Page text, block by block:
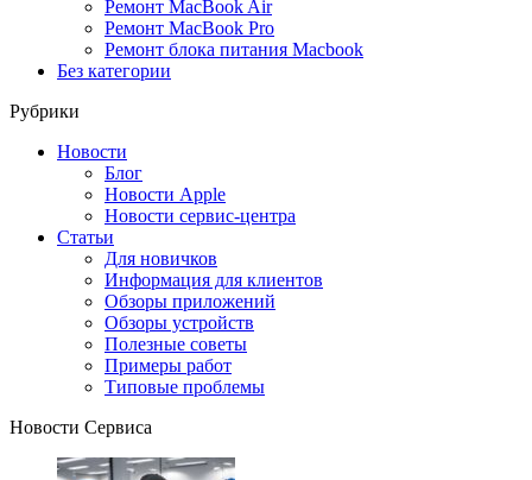
Ремонт MacBook Air
Ремонт MacBook Pro
Ремонт блока питания Macbook
Без категории
Рубрики
Новости
Блог
Новости Apple
Новости сервис-центра
Статьи
Для новичков
Информация для клиентов
Обзоры приложений
Обзоры устройств
Полезные советы
Примеры работ
Типовые проблемы
Новости Сервиса